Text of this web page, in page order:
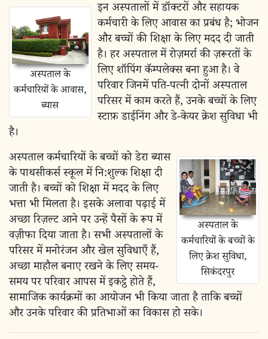
अस्पताल के
कर्मचारियों के आवास,
ब्यास
इन अस्पतालों में डॉक्टरों और सहायक
कर्मचारी के लिए आवास का प्रबंध है; भोजन
और बच्चों की शिक्षा के लिए मदद दी जाती
है। हर अस्पताल में रोज़मर्रा की ज़रूरतों के
लिए शॉपिंग कॅम्पलेक्स बना हुआ है। वे
परिवार जिनमें पति-पत्नी दोनों अस्पताल
परिसर में काम करते हैं, उनके बच्चों के लिए
स्टाफ़ डाईनिंग और डे-केयर क्रेश सुविधा भी
है।
अस्पताल के
कर्मचारियों के बच्चों के
लिए क्रेश सुविधा,
सिकंदरपुर
अस्पताल कर्मचारियों के बच्चों को डेरा ब्यास
के पाथसीकर्स स्कूल में नि:शुल्क शिक्षा दी
जाती है। बच्चों को शिक्षा में मदद के लिए
भत्ता भी मिलता है। इसके अलावा पढ़ाई में
अच्छा रिज़ल्ट आने पर उन्हें पैसों के रूप में
वज़ीफा दिया जाता है। सभी अस्पतालों के
परिसर में मनोरंजन और खेल सुविधाएँ हैं,
अच्छा माहौल बनाए रखने के लिए समय-
समय पर परिवार आपस में इकट्ठे होते हैं,
सामाजिक कार्यक्रमों का आयोजन भी किया जाता है ताकि बच्चों
और उनके परिवार की प्रतिभाओं का विकास हो सके।